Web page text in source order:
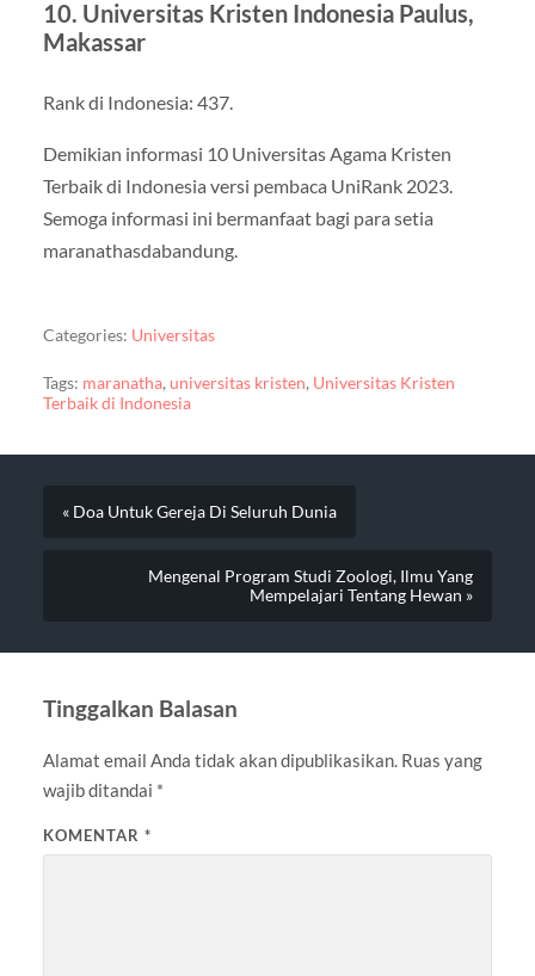
10. Universitas Kristen Indonesia Paulus,
Makassar
Rank di Indonesia: 437.
Demikian informasi 10 Universitas Agama Kristen
Terbaik di Indonesia versi pembaca UniRank 2023.
Semoga informasi ini bermanfaat bagi para setia
maranathasdabandung.
Categories: Universitas
Tags: maranatha, universitas kristen, Universitas Kristen
Terbaik di Indonesia
« Doa Untuk Gereja Di Seluruh Dunia
Mengenal Program Studi Zoologi, Ilmu Yang
Mempelajari Tentang Hewan »
Tinggalkan Balasan
Alamat email Anda tidak akan dipublikasikan. Ruas yang
wajib ditandai *
KOMENTAR *